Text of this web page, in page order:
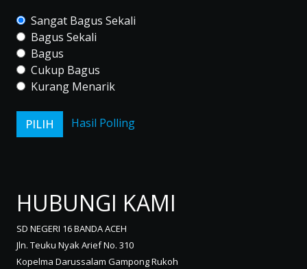
Sangat Bagus Sekali
Bagus Sekali
Bagus
Cukup Bagus
Kurang Menarik
Hasil Polling
HUBUNGI KAMI
SD NEGERI 16 BANDA ACEH
Jln. Teuku Nyak Arief No. 310
Kopelma Darussalam Gampong Rukoh